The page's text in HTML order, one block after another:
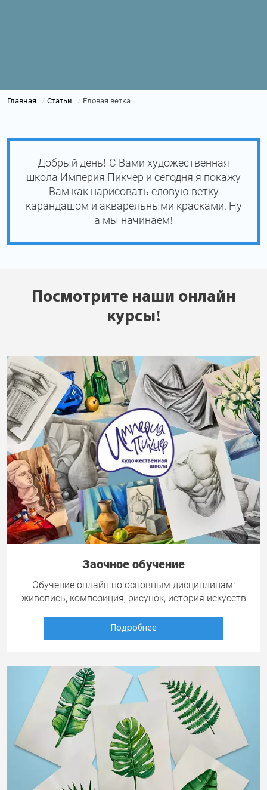
Главная / Статьи / Еловая ветка
Добрый день! С Вами художественная
школа Империя Пикчер и сегодня я покажу
Вам как нарисовать еловую ветку
карандашом и акварельными красками. Ну
а мы начинаем!
Посмотрите наши онлайн
курсы!
Заочное обучение
Обучение онлайн по основным дисциплинам:
живопись, композиция, рисунок, история искусств
Подробнее